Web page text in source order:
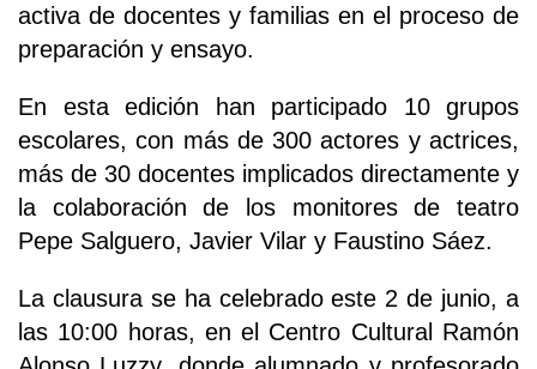
activa de docentes y familias en el proceso de
preparación y ensayo.
En esta edición han participado 10 grupos
escolares, con más de 300 actores y actrices,
más de 30 docentes implicados directamente y
la colaboración de los monitores de teatro
Pepe Salguero, Javier Vilar y Faustino Sáez.
La clausura se ha celebrado este 2 de junio, a
las 10:00 horas, en el Centro Cultural Ramón